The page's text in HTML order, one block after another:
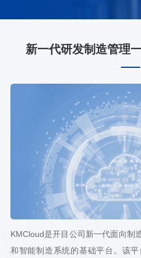
新一代研发制造管理
KMCloud是开目公司新一代面向制
和智能制造系统的基础平台。该